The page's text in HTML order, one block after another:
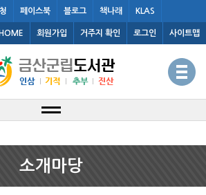
페이스북 블로그 책나래 KLAS
HOME 회원가입 거주지 확인 로그인 사이트맵
소개마당